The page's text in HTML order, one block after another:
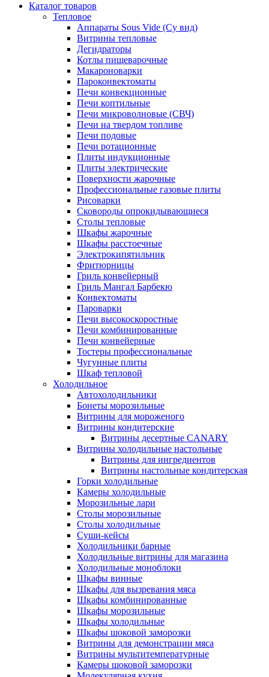
Каталог товаров
Тепловое
Аппараты Sous Vide (Су вид)
Витрины тепловые
Дегидраторы
Котлы пищеварочные
Макароноварки
Пароконвектоматы
Печи конвекционные
Печи коптильные
Печи микроволновые (СВЧ)
Печи на твердом топливе
Печи подовые
Печи ротационные
Плиты индукционные
Плиты электрические
Поверхности жарочные
Профессиональные газовые плиты
Рисоварки
Сковороды опрокидывающиеся
Столы тепловые
Шкафы жарочные
Шкафы расстоечные
Электрокипятильник
Фритюрницы
Гриль конвейерный
Гриль Мангал Барбекю
Конвектоматы
Пароварки
Печи высокоскоростные
Печи комбинированные
Печи конвейерные
Тостеры профессиональные
Чугунные плиты
Шкаф тепловой
Холодильное
Автохолодильники
Бонеты морозильные
Витрины для мороженого
Витрины кондитерские
Витрины десертные CANARY
Витрины холодильные настольные
Витрины для ингредиентов
Витрины настольные кондитерская
Горки холодильные
Камеры холодильные
Морозильные лари
Столы морозильные
Столы холодильные
Суши-кейсы
Холодильники барные
Холодильные витрины для магазина
Холодильные моноблоки
Шкафы винные
Шкафы для вызревания мяса
Шкафы комбинированные
Шкафы морозильные
Шкафы холодильные
Шкафы шоковой заморозки
Витрины для демонстрации мяса
Витрины мультитемпературные
Камеры шоковой заморозки